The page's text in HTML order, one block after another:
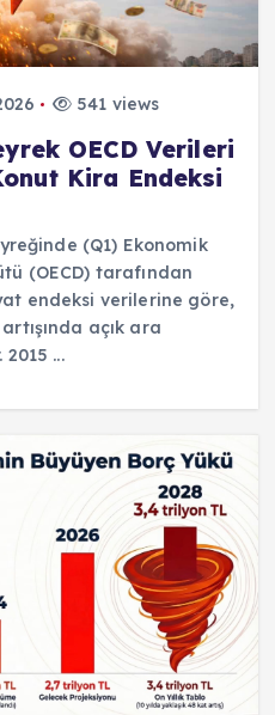
541 views
OECD Verileri
Kira Endeksi
(Q1) Ekonomik
(OECD) tarafından
endeksi verilerine göre,
açık ara
...